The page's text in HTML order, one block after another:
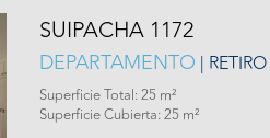
SUIPACHA 1172
DEPARTAMENTO | RETIRO
Superficie Total: 25 m²
Superficie Cubierta: 25 m²